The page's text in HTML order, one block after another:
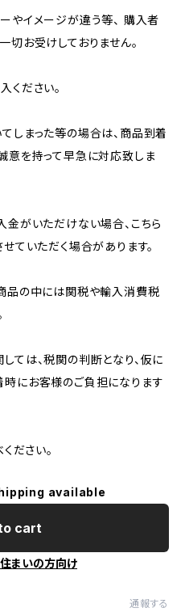
やイメージが違う等、 購入者
お受けしておりません。
ください。
しまった等の場合は、商品到着
意を持って早急に対応致しま
がいただけない場合、こちら
ていただく場合があります。
品の中には関税や輸入消費税
ては、税関の判断となり、仮に
にお客様のご負担になります
ださい。
available
cart
まいの方向け
通報する